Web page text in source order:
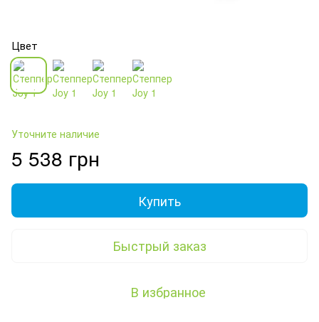
Цвет
Уточните наличие
5 538 грн
Купить
Быстрый заказ
В избранное